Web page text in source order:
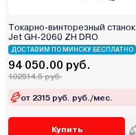
Токарно-винторезный станок
Jet GH-2060 ZH DRO
ДОСТАВИМ ПО МИНСКУ БЕСПЛАТНО
94 050.00 руб.
102514.5 руб.
от 2315 руб. руб./мес.
Купить